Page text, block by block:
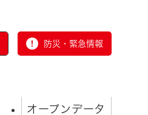
防災・緊急情報
オープンデータ